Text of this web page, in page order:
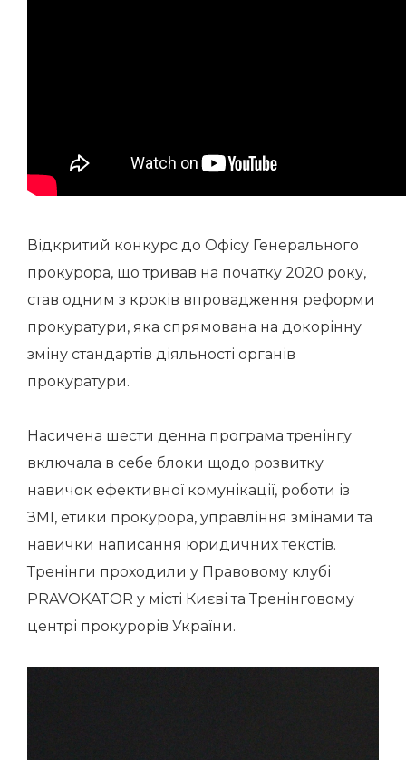
Відкритий конкурс до Офісу Генерального
прокурора, що тривав на початку 2020 року,
став одним з кроків впровадження реформи
прокуратури, яка спрямована на докорінну
зміну стандартів діяльності органів
прокуратури.
Насичена шести денна програма тренінгу
включала в себе блоки щодо розвитку
навичок ефективної комунікації, роботи із
ЗМІ, етики прокурора, управління змінами та
навички написання юридичних текстів.
Тренінги проходили у Правовому клубі
PRAVOKATOR у місті Києві та Тренінговому
центрі прокурорів України.